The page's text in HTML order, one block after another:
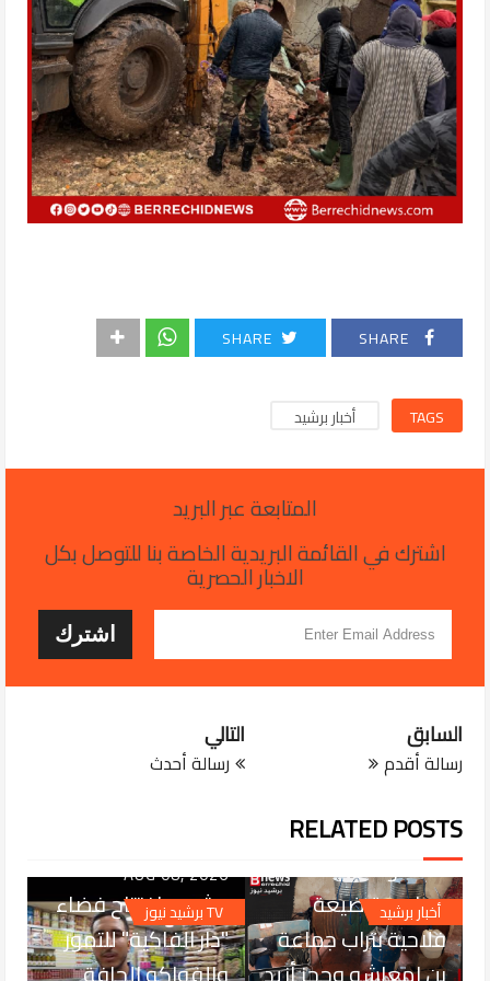
SHARE
SHARE
TAGS أخبار برشيد
المتابعة عبر البريد
اشترك في القائمة البريدية الخاصة بنا للتوصل بكل
الاخبار الحصرية
التالي
رسالة أحدث
السابق
رسالة أقدم
RELATED POSTS
أخبار برشيد
AUG 09, 2026
الدرك الملكي
حربه على ترويج
الممنوعات..
مداهمة ضيعة
فلاحية بتراب جماعة
TV برشيد نيوز
AUG 08, 2026
برشيد .. افتتاح فضاء
"دار الفاكية" للتمور